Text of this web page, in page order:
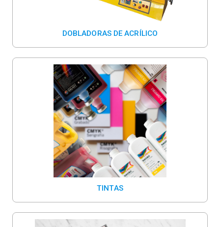
DOBLADORAS DE ACRÍLICO
TINTAS